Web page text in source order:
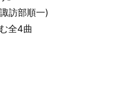
訪部順一)
全4曲